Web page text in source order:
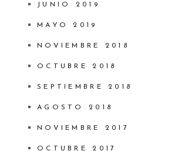
JUNIO 2019
MAYO 2019
NOVIEMBRE 2018
OCTUBRE 2018
SEPTIEMBRE 2018
AGOSTO 2018
NOVIEMBRE 2017
OCTUBRE 2017